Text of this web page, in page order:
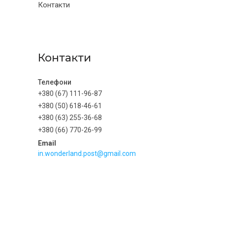
Контакти
Контакти
+380 (67) 111-96-87
+380 (50) 618-46-61
+380 (63) 255-36-68
+380 (66) 770-26-99
in.wonderland.post@gmail.com